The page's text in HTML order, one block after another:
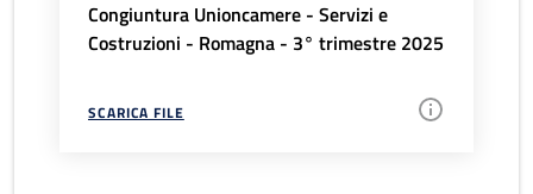
Congiuntura Unioncamere - Servizi e
Costruzioni - Romagna - 3° trimestre 2025
SCARICA FILE